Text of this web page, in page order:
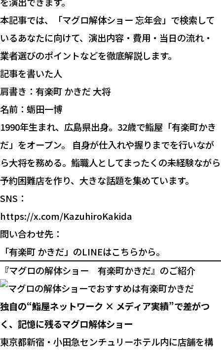
本記事では、「マグロ解体ショー 忘年会」で検索して
いるあなたに向けて、演出内容・費用・当日の流れ・
業者選びのポイントなどを徹底解説します。
記事を書いた人
肩書き：有楽町 かきだ 大将
名前：蛎田一博
1990年生まれ、広島県出身。32歳で鮨屋「有楽町かき
だ」をオープン。 自身が仕入れや握りまでを行いなが
ら大将を務める。鮨職人としてまったくの未経験ながら
予約困難店を作り、大きな話題を集めています。
SNS：
https://x.com/KazuhiroKakida
問い合わせ先：
「有楽町 かきだ」のLINEはこちらから。
『マグロの解体ショー 有楽町かきだ』のご紹介
独自の“鮨屋ネットワーク × メディア実績”で差がつ
く、記憶に残るマグロ解体ショー
東京都新宿・小田急センチュリーホテル内に店舗を構